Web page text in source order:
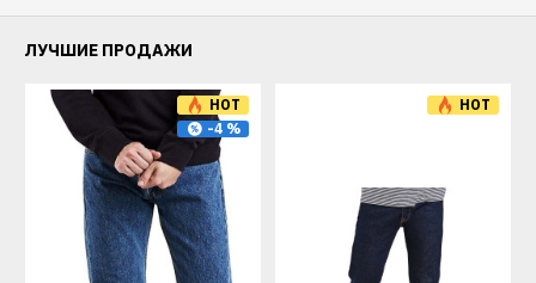
ЛУЧШИЕ ПРОДАЖИ
HOT
-4 %
HOT